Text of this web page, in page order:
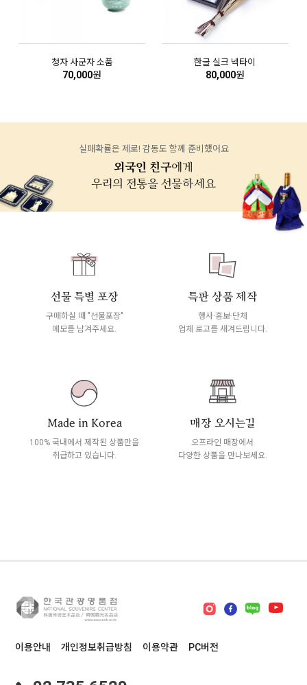
청자 사군자 소품
70,000원
한글 실크 넥타이
80,000원
실패확률은 제로! 감동도 함께 준비했어요
외국인 친구에게
우리의 전통을 선물하세요
선물 특별 포장
구매하실 때 "선물포장"
메모를 남겨주세요.
특판 상품 제작
행사·홍보·단체
업체 로고를 새겨드립니다.
Made in Korea
100% 국내에서 제작된 상품만을
취급하고 있습니다.
매장 오시는길
오프라인 매장에서
다양한 상품을 만나보세요.
이용안내 개인정보취급방침 이용약관 PC버전